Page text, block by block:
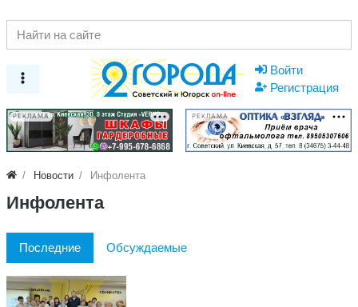
Войти
Регистрация
РЕКЛАМА РЕКЛАМА
Новости Инфолента
Инфолента
Последние Обсуждаемые